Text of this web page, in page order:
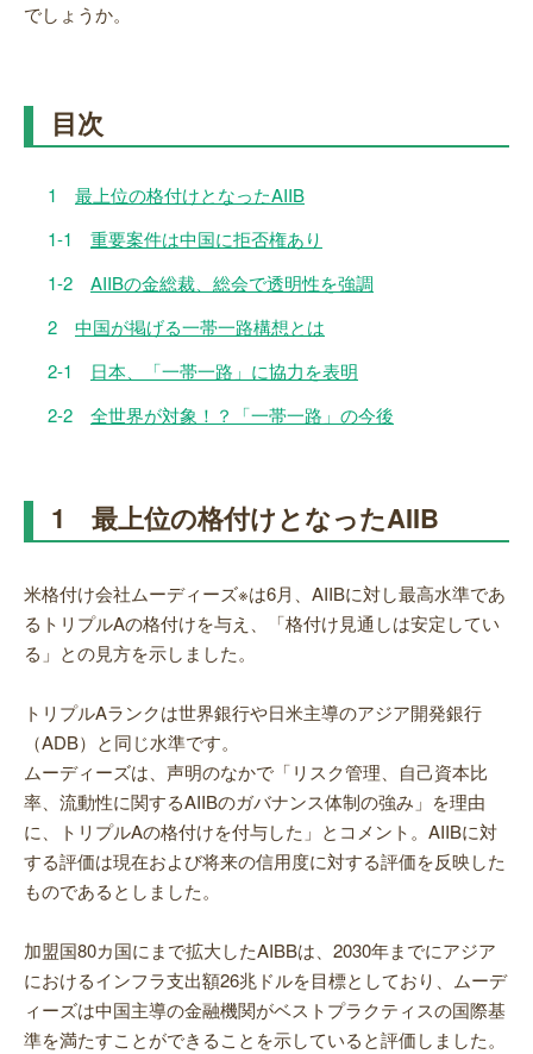
でしょうか。
目次
1 最上位の格付けとなったAIIB
1-1 重要案件は中国に拒否権あり
1-2 AIIBの金総裁、総会で透明性を強調
2 中国が掲げる一帯一路構想とは
2-1 日本、「一帯一路」に協力を表明
2-2 全世界が対象！？「一帯一路」の今後
1 最上位の格付けとなったAIIB
米格付け会社ムーディーズ※は6月、AIIBに対し最高水準であ
るトリプルAの格付けを与え、「格付け見通しは安定してい
る」との見方を示しました。
トリプルAランクは世界銀行や日米主導のアジア開発銀行
（ADB）と同じ水準です。
ムーディーズは、声明のなかで「リスク管理、自己資本比
率、流動性に関するAIIBのガバナンス体制の強み」を理由
に、トリプルAの格付けを付与した」とコメント。AIIBに対
する評価は現在および将来の信用度に対する評価を反映した
ものであるとしました。
加盟国80カ国にまで拡大したAIBBは、2030年までにアジア
におけるインフラ支出額26兆ドルを目標としており、ムーデ
ィーズは中国主導の金融機関がベストプラクティスの国際基
準を満たすことができることを示していると評価しました。